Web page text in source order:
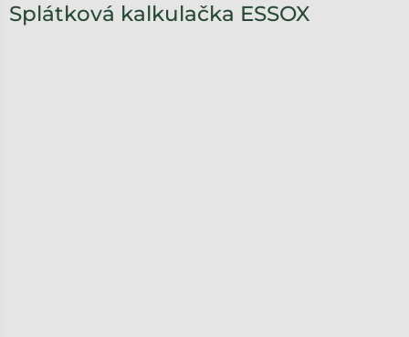
Splátková kalkulačka ESSOX